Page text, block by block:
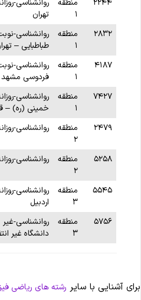
۲۲۴۴
منطقه
روانشناسی-
تهران
۲۸۳۲
منطقه
روانشناسی-
طباطبایی –
۴۱۸۷
منطقه
روانشناسی-
فردوسی مشهد
۷۴۲۷
منطقه
روانشناسی-
خمینی (ره) –
۲۴۷۹
منطقه
۲
روانشناسی-
۵۲۵۸
منطقه
۲
روانشناسی-
۵۵۴۵
منطقه
۳
روانشناسی-
اردبیل
۵۷۵۶
منطقه
۳
روانشناسی-
دانشگاه غیر
آشنایی با سایر رشته‌ های ریاضی